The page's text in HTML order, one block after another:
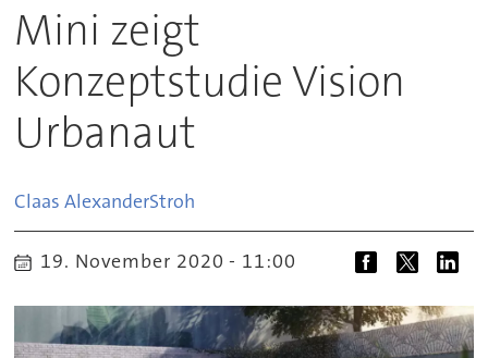
Mini zeigt
Konzeptstudie Vision
Urbanaut
Claas AlexanderStroh
19. November 2020 - 11:00